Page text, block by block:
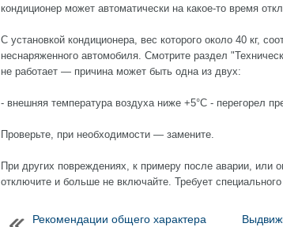
кондиционер может автоматически на какое-то время
С установкой кондиционера, вес которого около 40 кг,
неснаряженного автомобиля. Смотрите раздел
не работает — причина может быть одна из двух:
- внешняя температура воздуха ниже +5°С - перегорел
Проверьте, при необходимости — замените.
При других повреждениях, к примеру после аварии, или
отключите и больше не включайте. Требует
Рекомендации общего характера